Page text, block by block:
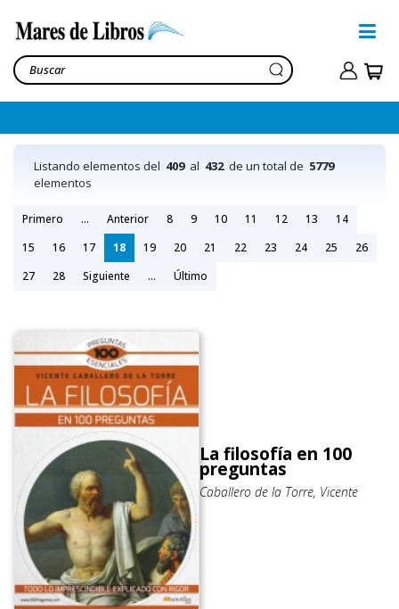
Listando elementos del 409al 432de un total de 5779
elementos
Primero ... Anterior 8 9 10 11 12 13
14
15
16 17 18 19 20 21 22 23 24 25
26
27
28 Siguiente ... Último
La filosofía en 100
preguntas
Caballero de la Torre, Vicente